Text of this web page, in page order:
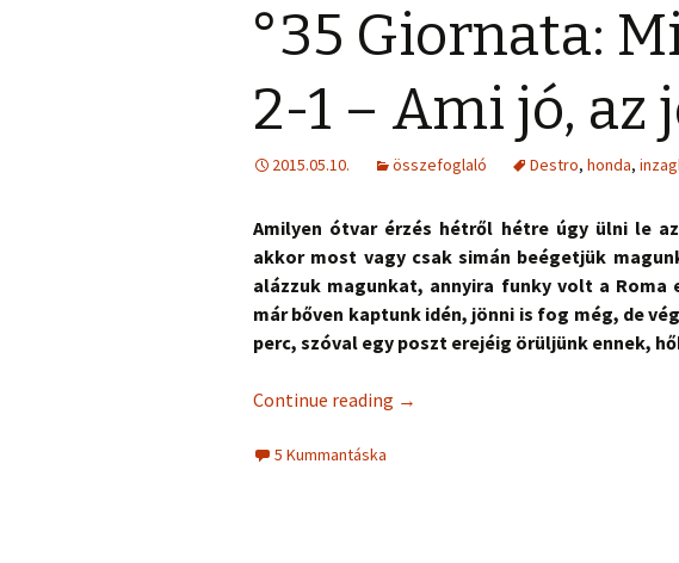
°35 Giornata:
2-1 – Ami jó, az
2015.05.10. összefoglaló Destro, honda,
Amilyen ótvar érzés hétről hétre úgy ülni le
akkor most vagy csak simán beégetjük
alázzuk magunkat, annyira funky volt a Roma
már bőven kaptunk idén, jönni is fog még, de
perc, szóval egy poszt erejéig örüljünk ennek,
Continue reading →
5 Kummantáska